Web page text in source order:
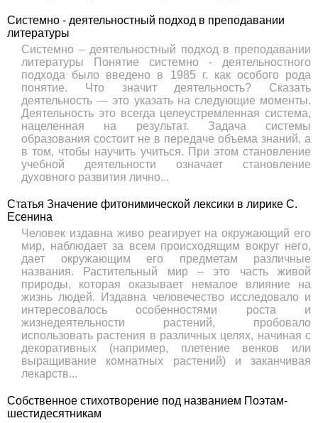
Системно - деятельностный подход в преподавании
литературы
Системно – деятельностный подход в преподавании
литературы Понятие системно - деятельностного
подхода было введено в 1985 г. как особого рода
понятие. Что значит деятельность? Сказать
деятельность — это указать на следующие моменты.
Деятельность это всегда целеустремленная система,
нацеленная на результат. Задача системы
образования состоит не в передаче объема знаний, а
в том, чтобы научить учиться. При этом становление
учебной деятельности означает становление
духовного развития лично...
Статья Значение фитонимической лексики в лирике С.
Есенина
Человек издавна живо реагирует на окружающий его
мир, наблюдает за всем происходящим вокруг него,
дает окружающим его предметам различные
названия. Растительный мир – это часть живой
природы, которая оказывает немалое влияние на
жизнь людей. Издавна человечество исследовало и
интересовалось особенностями роста и
жизнедеятельности растений, пробовало
использовать растения в различных целях, начиная с
декоративных (например, плетение венков или
выращивание комнатных растений) и заканчивая
лекарств...
Собственное стихотворение под названием Поэтам-
шестидесятникам